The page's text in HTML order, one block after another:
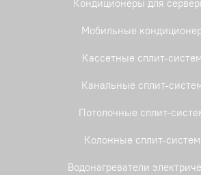
Кондиционеры для
Мобильные
Кассетные сплит-
Канальные сплит-
Потолочные сплит-
Колонные сплит-
Водонагреватели